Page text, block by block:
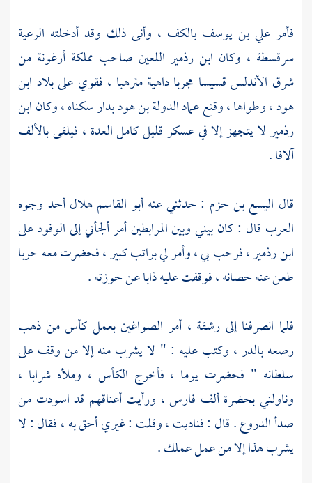
فأمرعلي بن يوسفبالكف ، وأنى ذلك وقد أدخلته الرعية
سرقسطة ، وكان ابن رذمير اللعين صاحب مملكة أرغونة من
شرق الأندلسقسيسا مجربا داهية مترهبا ، فقوي على بلاد ابن
هود، وطواها ، وقنععماد الدولة بن هودبدار سكناه ، وكانابن
رذميرلا يتجهز إلا في عسكر قليل كامل العدة ، فيلقى بالألف
آلافا .
قال اليسع بن حزم : حدثني عنهأبو القاسم هلالأحد وجوه
العرب قال : كان بيني وبين المرابطين أمر ألجأني إلى الوفود على
ابن رذمير، فرحب بي ، وأمر لي براتب كبير ، فحضرت معه حربا
طعن عنه حصانه ، فوقفت عليه ذابا عن حوزته .
فلما انصرفنا إلى رشقة ، أمر الصواغين بعمل كأس من ذهب
رصعه بالدر ، وكتب عليه : " لا يشرب منه إلا من وقف على
سلطانه " فحضرت يوما ، فأخرج الكأس ، وملأه شرابا ،
وناولني بحضرة ألف فارس ، ورأيت أعناقهم قد اسودت من
صدأ الدروع . قال : فناديت ، وقلت : غيري أحق به ، فقال : لا
يشرب هذا إلا من عمل عملك .